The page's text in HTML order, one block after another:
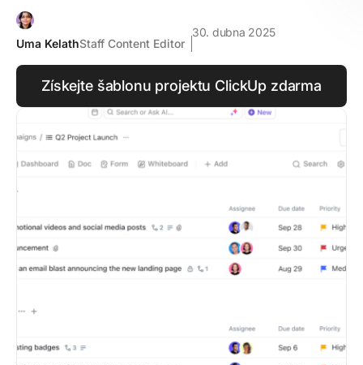
Uma KelathStaff Content Editor
30. dubna 2025
Získejte šablonu projektu ClickUp zdarma